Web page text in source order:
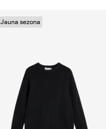
Jauna sezona